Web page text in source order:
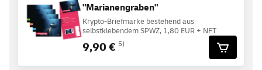
"Marianengraben"
Krypto-Briefmarke bestehend aus
selbstklebendem SPWZ, 1,80 EUR + NFT
9,90 € 5)